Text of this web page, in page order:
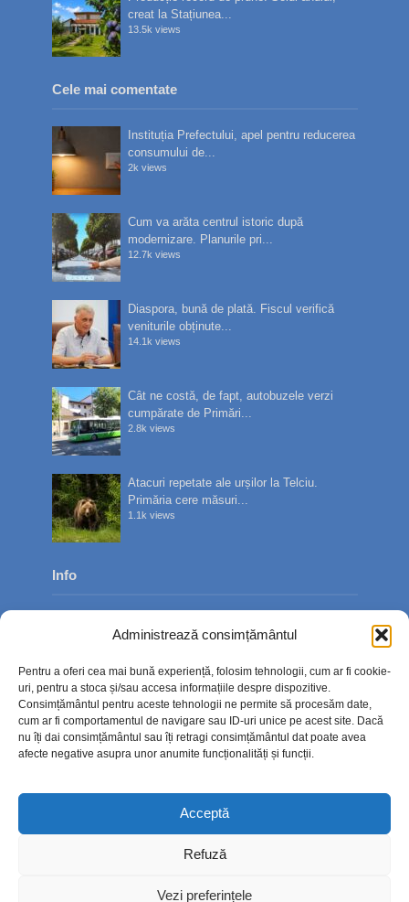
Administrează consimțământul
Pentru a oferi cea mai bună experiență, folosim tehnologii, cum ar fi cookie-
uri, pentru a stoca și/sau accesa informațiile despre dispozitive.
Consimțământul pentru aceste tehnologii ne permite să procesăm date,
cum ar fi comportamentul de navigare sau ID-uri unice pe acest site. Dacă
nu îți dai consimțământul sau îți retragi consimțământul dat poate avea
afecte negative asupra unor anumite funcționalități și funcții.
Acceptă
Refuză
Vezi preferințele
creat la Stațiunea...
13.5k views
Cele mai comentate
Instituția Prefectului, apel pentru reducerea
consumului de...
2k views
Cum va arăta centrul istoric după
modernizare. Planurile pri...
12.7k views
Diaspora, bună de plată. Fiscul verifică
veniturile obținute...
14.1k views
Cât ne costă, de fapt, autobuzele verzi
cumpărate de Primări...
2.8k views
Atacuri repetate ale urșilor la Telciu.
Primăria cere măsuri...
1.1k views
Info
Contact
Politica de confidențialitate
Politică cookie-uri (UE)